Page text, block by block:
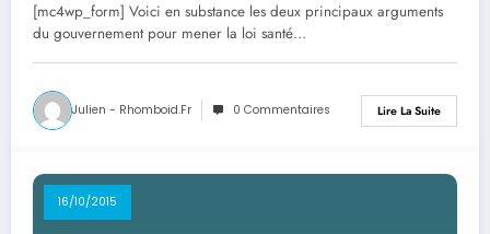
[mc4wp_form] Voici en substance les deux principaux arguments
du gouvernement pour mener la loi santé…
Julien - Rhomboid.fr 0 Commentaires Lire La Suite
16/10/2015